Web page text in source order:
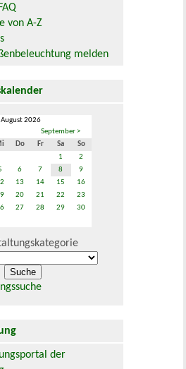
von A-Z
melden
August 2026
September >
Do Fr Sa
So
1
2
6 7 8
9
13 14 15
16
20 21 22
23
27 28 29
30
der